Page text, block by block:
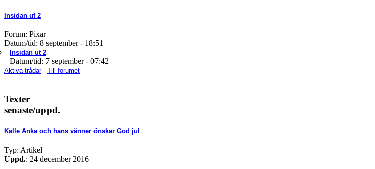
Insidan ut 2
Forum: Pixar
Datum/tid: 8 september - 18:51
Insidan ut 2
Datum/tid: 7 september - 07:42
Aktiva trådar| Till forumet
Texter
senaste/uppd.
Kalle Anka och hans vänner önskar God jul
Typ: Artikel
Uppd.: 24 december 2016